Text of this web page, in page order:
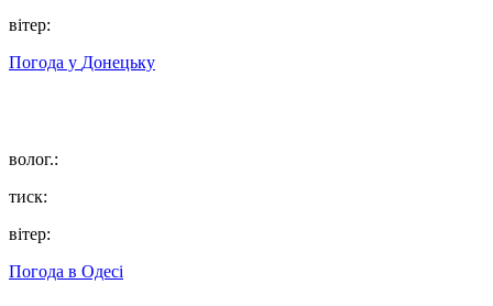
вітер:
Погода у Донецьку
волог.:
тиск:
вітер:
Погода в Одесі